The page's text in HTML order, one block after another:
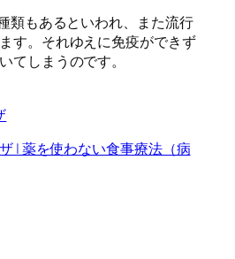
類もあるといわれ、また流行
す。それゆえに免疫ができず
てしまうのです。
| 薬を使わない食事療法（病